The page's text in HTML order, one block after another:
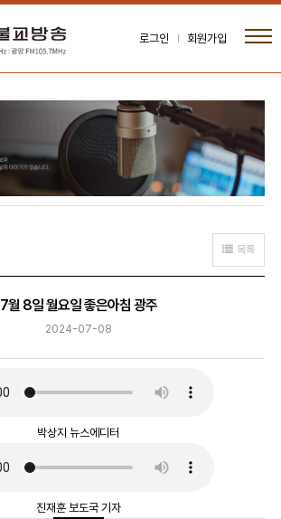
로그인 회원가입
목록
7월 8일 월요일 좋은아침 광주
2024-07-08
박상지 뉴스에디터
진재훈 보도국 기자